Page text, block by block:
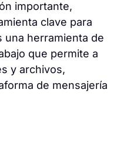
importante,
clave para
una herramienta de
que permite a
y archivos,
de mensajería